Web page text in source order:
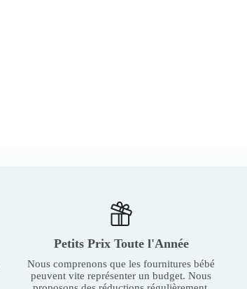
Petits Prix Toute l'Année
Nous comprenons que les fournitures bébé
peuvent vite représenter un budget. Nous